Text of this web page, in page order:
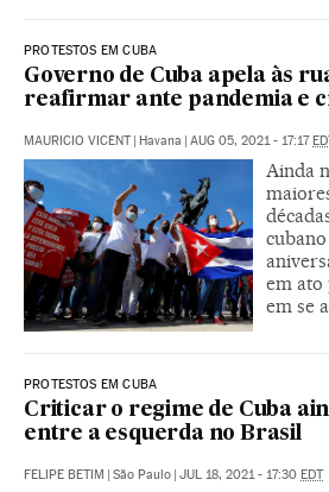
PROTESTOS EM CUBA
Governo de Cuba apela às
reafirmar ante pandemia e
MAURICIO VICENT Havana AUG 05, 2021 - 17:17
Ainda
em ato
em se
PROTESTOS EM CUBA
Criticar o regime de Cuba
entre a esquerda no Brasil
FELIPE BETIM | São Paulo | JUL 18, 2021 - 17:30 EDT